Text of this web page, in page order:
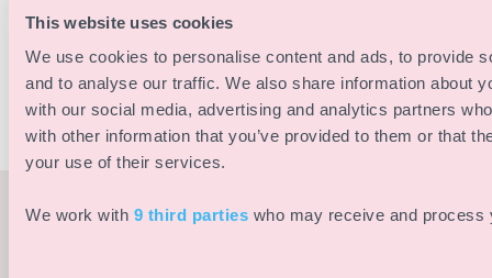
This website uses cookies
We use cookies to personalise content and ads, to provide
and to analyse our traffic. We also share information about
with our social media, advertising and analytics partners
with other information that you’ve provided to them or that
your use of their services.
We work with 9 third parties who may receive and process
internacionales o festivales.